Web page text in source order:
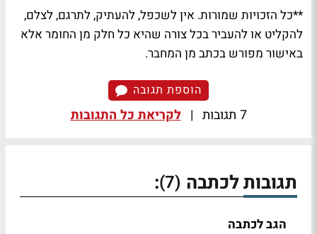
**כל הזכויות שמורות. אין לשכפל, להעתיק, לתרגם, לצלם,
להקליט או להעביר בכל צורה שהיא כל חלק מן החומר אלא
באישור מפורש בכתב מן המחבר.
הוספת תגובה
7 תגובות | לקריאת כל התגובות
תגובות לכתבה (7)
:
הגב לכתבה